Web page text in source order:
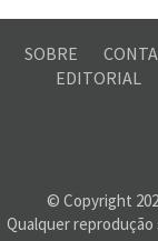
SOBRE
EDITORIAL
© Copyright
Qualquer